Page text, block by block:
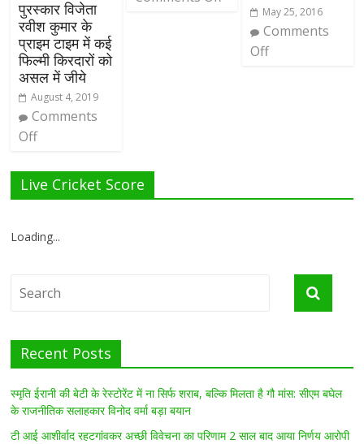
पुरस्कार विजेता
रवीश कुमार के
प्राइम टाइम में कई
फिल्मी किरदारों को
असल में जीये
August 4, 2019
Comments
Off
May 25, 2016
Comments
Off
Live Cricket Score
Loading...
Recent Posts
स्मृति ईरानी की बेटी के रेस्टोरेंट में ना सिर्फ शराब, बल्कि मिलता है गौ मांस: सीएम बघेल
के राजनीतिक सलाहकार विनोद वर्मा बड़ा बयान
टी आई आशीर्वाद रहटगांवकर अच्छी विवेचना का परिणाम 2 साल बाद आया निर्णय आरोपी